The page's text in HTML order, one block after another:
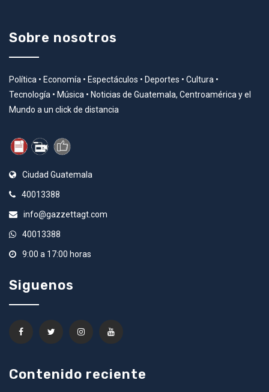
Sobre nosotros
Política • Economía • Espectáculos • Deportes • Cultura •
Tecnología • Música • Noticias de Guatemala, Centroamérica y el
Mundo a un click de distancia
Ciudad Guatemala
40013388
info@gazzettagt.com
40013388
9:00 a 17:00 horas
Siguenos
Contenido reciente